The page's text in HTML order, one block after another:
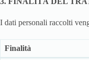
I dati personali raccolti
Finalità